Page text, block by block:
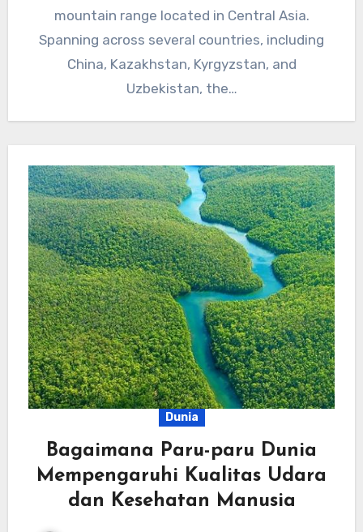
mountain range located in Central Asia.
Spanning across several countries, including
China, Kazakhstan, Kyrgyzstan, and
Uzbekistan, the…
Dunia
Bagaimana Paru-paru Dunia
Mempengaruhi Kualitas Udara
dan Kesehatan Manusia